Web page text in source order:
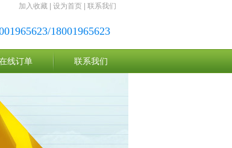
加入收藏 设为首页 联系我们
18001965623
线订单 联系我们